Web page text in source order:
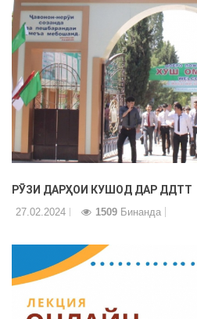
РӮЗИ ДАРҲОИ КУШОД ДАР ДДТТ
27.02.2024 1509 Бинанда